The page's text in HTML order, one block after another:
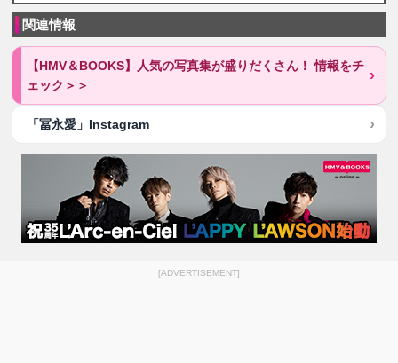
関連情報
【HMV＆BOOKS】人気の写真集が盛りだくさん！ 情報をチ
ェック＞＞
「冨永愛」Instagram
[ADVERTISEMENT]